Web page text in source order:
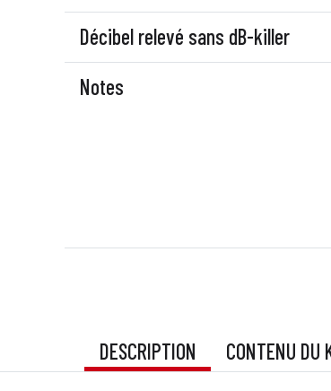
Décibel relevé sans dB-killer
Notes
DESCRIPTION CONTENU DU